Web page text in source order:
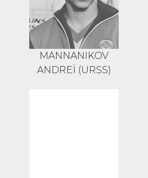
MANNANIKOV
ANDREÏ (URSS)